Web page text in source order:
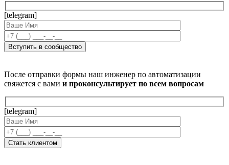
[telegram]
После отправки формы наш инженер по автоматизации
свяжется с вами и проконсультирует по всем вопросам
[telegram]